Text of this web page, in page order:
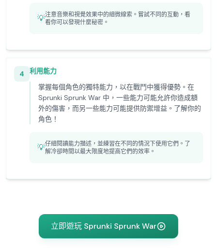
💡注意音樂和視覺效果中的細微線索。嘗試不同的互動，看
看你可以發現什麼秘密。
4
利用能力
掌握每個角色的獨特能力，以在戰鬥中獲得優勢。在
Sprunki Sprunk War 中，一些能力可能允許你造成額
外的傷害，而另一些能力可能提供防禦增益。了解你的
角色！
💡仔細閱讀能力描述，並練習在不同的情況下使用它們。了
解冷卻時間以最大限度地提高它們的效率。
立即遊玩 Sprunki Sprunk War